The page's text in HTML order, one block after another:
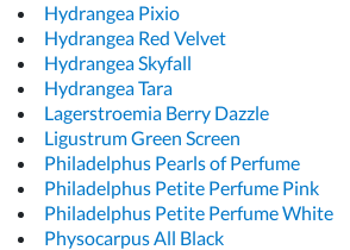
Hydrangea Pixio
Hydrangea Red Velvet
Hydrangea Skyfall
Hydrangea Tara
Lagerstroemia Berry Dazzle
Ligustrum Green Screen
Philadelphus Pearls of Perfume
Philadelphus Petite Perfume Pink
Philadelphus Petite Perfume White
Physocarpus All Black